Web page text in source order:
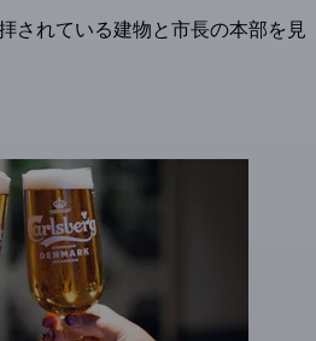
されている建物と市長の本部を見